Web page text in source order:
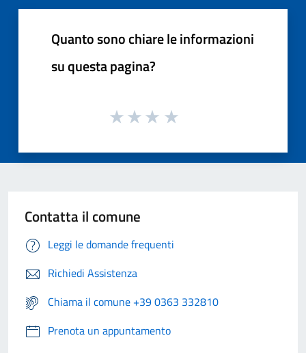
Quanto sono chiare le informazioni
su questa pagina?
Contatta il comune
Leggi le domande frequenti
Richiedi Assistenza
Chiama il comune +39 0363 332810
Prenota un appuntamento